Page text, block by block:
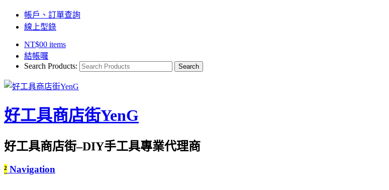
帳戶、訂單查詢
線上型錄
NT$00 items
結帳囉
Search Products:
好工具商店街YenG
好工具商店街–DIY手工具專業代理商
² Navigation